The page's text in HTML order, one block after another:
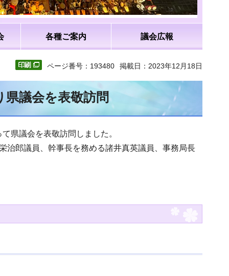
各種ご案内 議会広報
ページ番号：193480 掲載日：2023年12月18日
議会を表敬訪問
県議会を表敬訪問しました。
郎議員、幹事長を務める諸井真英議員、事務局長